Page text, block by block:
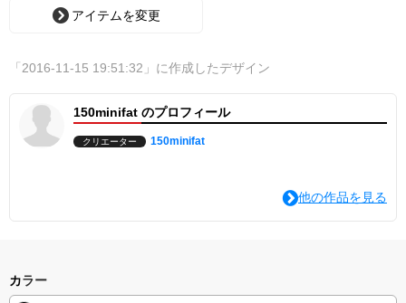
アイテムを変更
「2016-11-15 19:51:32」に作成したデザイン
150minifat のプロフィール
クリエーター 150minifat
他の作品を見る
カラー